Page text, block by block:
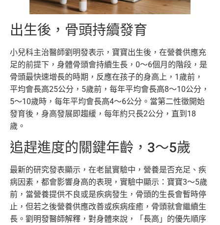
出生後，骨頭持續發育
小兒科主治醫師劉明發表示，寶寶出生後，在營養供應充
足的前提下，身體骨頭會持續生長，0～6個月的階段，是
骨頭最快速增長的時期，反應在孩子的身高上，1歲前，
平均會長高25公分，5歲前，每年平均會長高8～10公分，
5～10歲時，每年平均會長高4～6公分。當第二性徵開始
發育後，身高發展即趨緩，每年約只長2公分，直到18
歲。
追趕進度的關鍵年齡，3～5歲
最新的研究發表顯示，在老鼠實驗中，營養是否充足、疾
病因素，都會影響身高的表現，實驗中顯示：寶寶3～5歲
前，當營養提供不良或是疾病發生，骨頭的生長會暫時停
止，但若之後營養供應改善或疾病痊癒，骨頭就會繼續生
長。劉明發醫師解釋，對身體來說，「長高」的優先順序